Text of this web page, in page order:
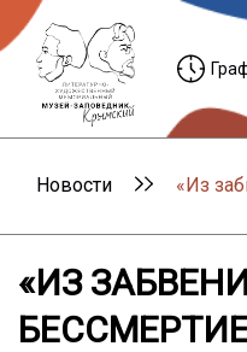
Новости «Из
«ИЗ